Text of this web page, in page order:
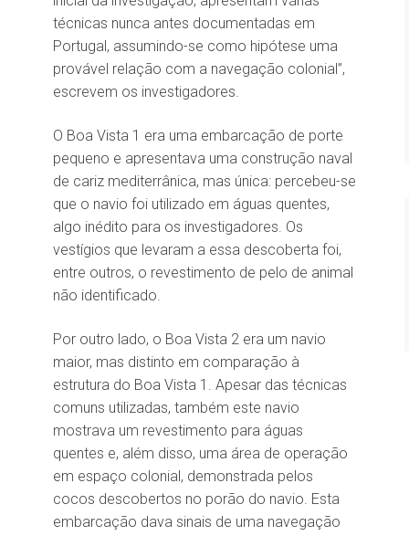
técnicas nunca antes documentadas em
Portugal, assumindo-se como hipótese uma
provável relação com a navegação colonial”,
escrevem os investigadores.
O Boa Vista 1 era uma embarcação de porte
pequeno e apresentava uma construção naval
de cariz mediterrânica, mas única: percebeu-se
que o navio foi utilizado em águas quentes,
algo inédito para os investigadores. Os
vestígios que levaram a essa descoberta foi,
entre outros, o revestimento de pelo de animal
não identificado.
Por outro lado, o Boa Vista 2 era um navio
maior, mas distinto em comparação à
estrutura do Boa Vista 1. Apesar das técnicas
comuns utilizadas, também este navio
mostrava um revestimento para águas
quentes e, além disso, uma área de operação
em espaço colonial, demonstrada pelos
cocos descobertos no porão do navio. Esta
embarcação dava sinais de uma navegação